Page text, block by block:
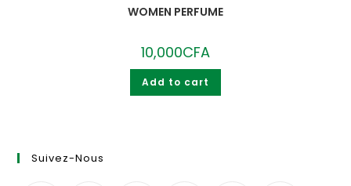
WOMEN PERFUME
10,000CFA
Add to cart
Suivez-Nous